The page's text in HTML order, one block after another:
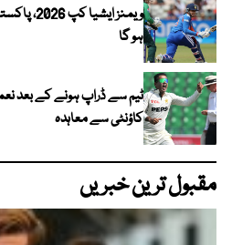
ویمنز
ہو گا
ٹیم سے ڈراپ ہونے کے بعد
کاؤنٹی سے معاہدہ
مقبول ترین خبریں